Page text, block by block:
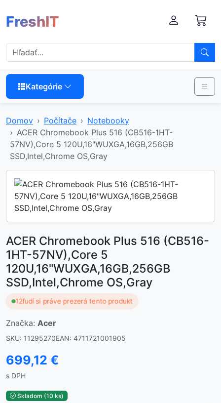
FreshIT
Kategórie
Domov Počítače
Notebooky
ACER Chromebook Plus 516 (CB516-1HT-
57NV),Core 5 120U,16"WUXGA,16GB,256GB
SSD,Intel,Chrome OS,Gray
ACER Chromebook Plus 516 (CB516-
1HT-57NV),Core 5
120U,16"WUXGA,16GB,256GB
SSD,Intel,Chrome OS,Gray
12ľudí si práve prezerá tento produkt
Značka: Acer
SKU: 11295270EAN: 4711721001905
699,12 €
s DPH
Skladom (10 ks)